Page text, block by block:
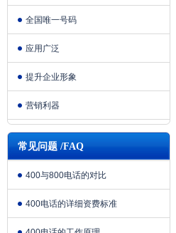
全国唯一号码
应用广泛
提升企业形象
营销利器
常见问题 /FAQ
400与800电话的对比
400电话的详细资费标准